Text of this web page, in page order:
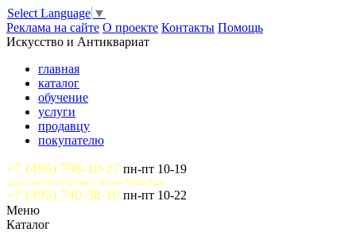
Select Language ▼
Реклама на сайте О проекте Контакты Помощь
Искусство и Антиквариат
главная
каталог
обучение
услуги
продавцу
покупателю
+7 (495) 798-10-27 пн-пт 10-19
доступны сообщения и звонки WhatsApp
+7 (495) 740-38-10 пн-пт 10-22
Меню
Каталог